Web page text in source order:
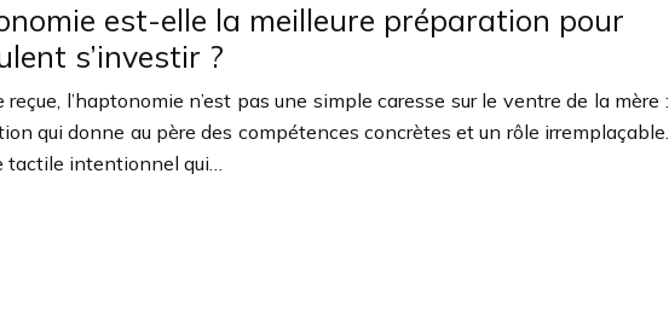
est-elle la meilleure préparation pour
s’investir ?
l’haptonomie n’est pas une simple caresse sur le ventre de la mère :
qui donne au père des compétences concrètes et un rôle irremplaçable.
tactile intentionnel qui…